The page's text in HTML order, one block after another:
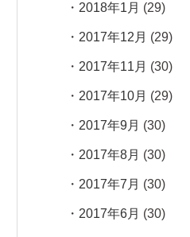
2018年1月 (29)
2017年12月 (29)
2017年11月 (30)
2017年10月 (29)
2017年9月 (30)
2017年8月 (30)
2017年7月 (30)
2017年6月 (30)